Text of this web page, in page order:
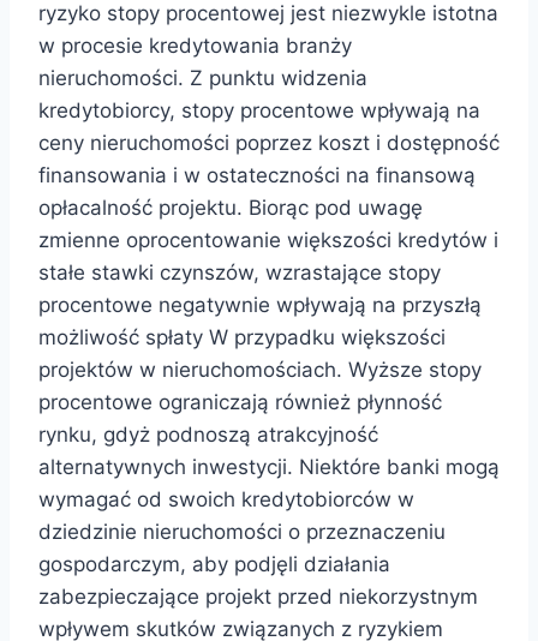
ryzyko stopy procentowej jest niezwykle istotna
w procesie kredytowania branży
nieruchomości. Z punktu widzenia
kredytobiorcy, stopy procentowe wpływają na
ceny nieruchomości poprzez koszt i dostępność
finansowania i w ostateczności na finansową
opłacalność projektu. Biorąc pod uwagę
zmienne oprocentowanie większości kredytów i
stałe stawki czynszów, wzrastające stopy
procentowe negatywnie wpływają na przyszłą
możliwość spłaty W przypadku większości
projektów w nieruchomościach. Wyższe stopy
procentowe ograniczają również płynność
rynku, gdyż podnoszą atrakcyjność
alternatywnych inwestycji. Niektóre banki mogą
wymagać od swoich kredytobiorców w
dziedzinie nieruchomości o przeznaczeniu
gospodarczym, aby podjęli działania
zabezpieczające projekt przed niekorzystnym
wpływem skutków związanych z ryzykiem